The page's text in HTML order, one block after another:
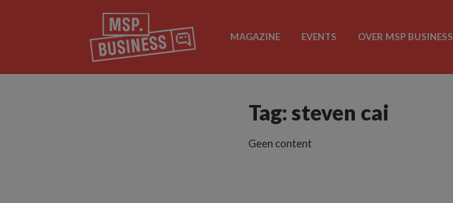
MAGAZINE EVENTS OVER MSP BUSINESS
Tag: steven cai
Geen content